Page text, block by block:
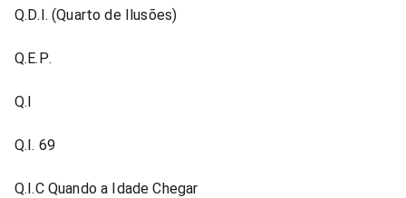
Q.D.I. (Quarto de Ilusões)
Q.E.P.
Q.I
Q.I. 69
Q.I.C Quando a Idade Chegar